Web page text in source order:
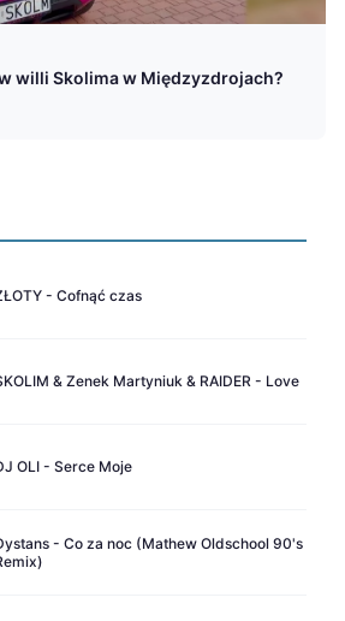
willi Skolima w Międzyzdrojach?
- Cofnąć czas
& Zenek Martyniuk & RAIDER - Love
OLI - Serce Moje
- Co za noc (Mathew Oldschool 90's